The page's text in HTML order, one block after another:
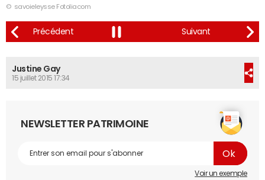
© savoieleysse Fotoliacom
Justine Gay
15 juillet 2015 17:34
NEWSLETTER PATRIMOINE
Voir un exemple